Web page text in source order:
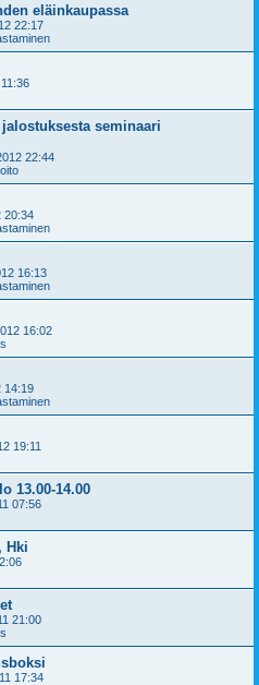
eläinkaupassa
22:17
seminaari
22:44
20:34
16:13
16:02
14:19
19:11
13.00-14.00
07:56
Hki
21:00
17:34